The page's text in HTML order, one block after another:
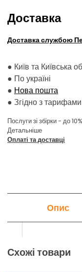
Доставка
Доставка службою
● Київ та Київська
● По україні
● Нова пошта
● Згідно з
Послуги зі збірки - до
Детальніше
Оплаті та доставці
Опис
Схожі товари